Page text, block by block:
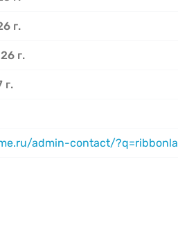
г.
г.
г.
admin-contact/